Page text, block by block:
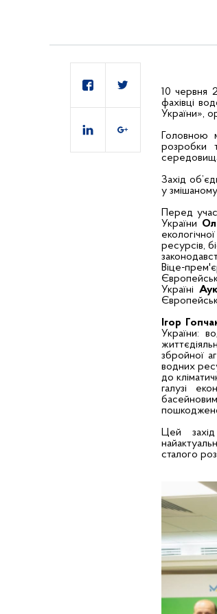
10 червня
фахівці
України»,
Головною
розробки
Захід
у
Перед
України
ресурсів,
Віце-
Україні
Ігор
України:
збройної
водних
до
галузі
Цей
сталого